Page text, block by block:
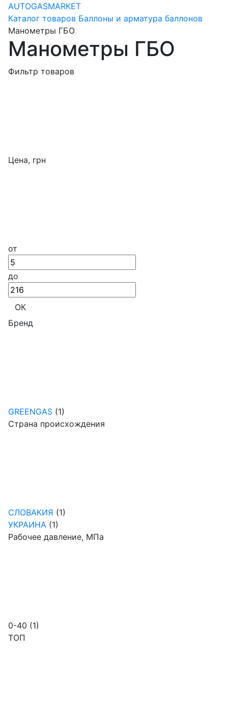
AUTOGASMARKET
Каталог товаров Баллоны и арматура баллонов
Манометры ГБО
Манометры ГБО
Фильтр товаров
Цена, грн
от
до
ОК
Бренд
GREENGAS (1)
Страна происхождения
СЛОВАКИЯ (1)
УКРАИНА (1)
Рабочее давление, МПа
0-40 (1)
ТОП